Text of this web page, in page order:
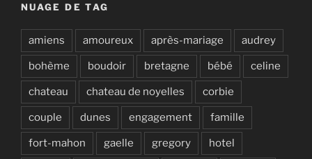
NUAGE DE TAG
amiens amoureux après-mariage audrey
bohème boudoir bretagne bébé celine
chateau chateau de noyelles corbie
couple dunes engagement famille
fort-mahon gaelle gregory hotel